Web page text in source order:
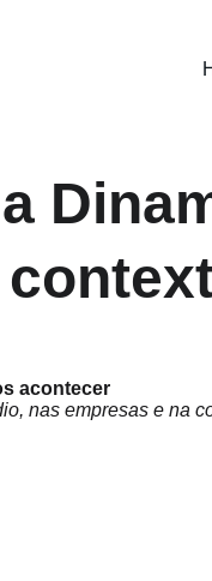
acontecer
nas empresas e na